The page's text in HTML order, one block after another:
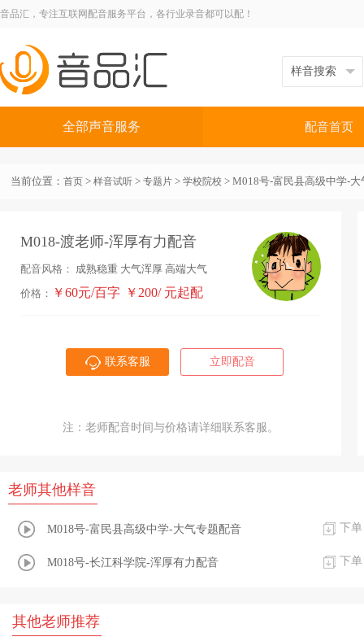
音品汇，专注互联网配音服务平台，各行业录音都可以配！
全部声音服务 配音首页
当前位置： 首页 > 样音试听 > 专题片 > 学校院校 > M018号-富民县高级中学-大
M018-渡老师-浑厚有力配音
配音风格： 成熟稳重 大气浑厚 高端大气
价格： ￥60元/百字 ￥200/ 元起配
联系客服 立即配音
注：老师配音时间与价格请详细联系客服。
老师其他样音
M018号-富民县高级中学-大气专题配音 下单
M018号-长江科学院-浑厚有力配音 下单
其他老师推荐